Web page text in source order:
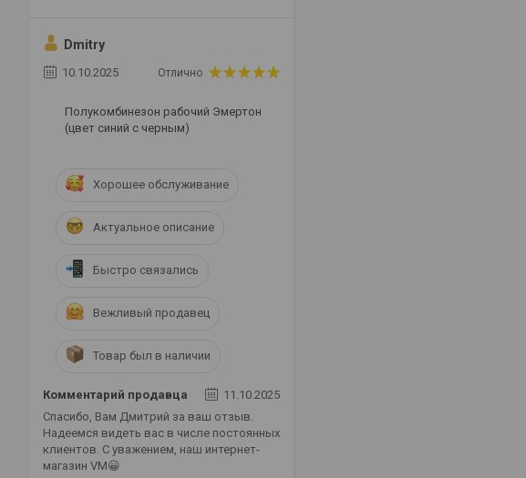
Dmitry
10.10.2025 Отлично
Полукомбинезон рабочий Эмертон
(цвет синий с черным)
Хорошее обслуживание
Актуальное описание
Быстро связались
Вежливый продавец
Товар был в наличии
Комментарий продавца
11.10.2025
Спасибо, Вам Дмитрий за ваш отзыв.
Надеемся видеть вас в числе постоянных
клиентов. С уважением, наш интернет-
магазин VM😀